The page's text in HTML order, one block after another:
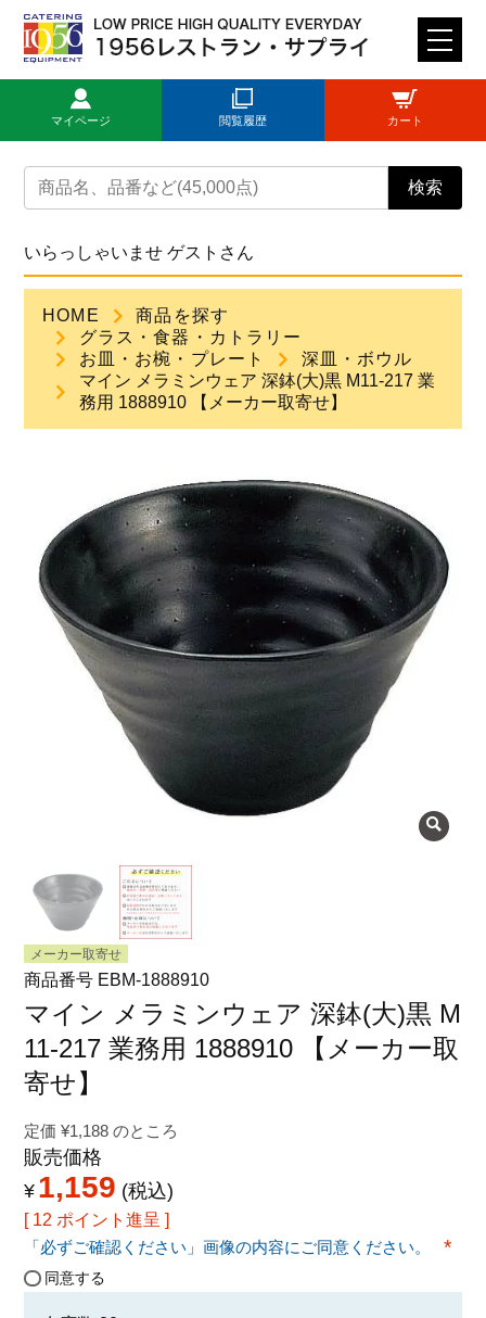
M
E
U
検索
マイページ 閲覧履歴 カート
トップページ
新規登録
商品一覧
ご利用ガイド
よくある質問
会社概要
OEMについて
Instagram
プライバシーポリシー
特定商取引法に関する表示
いらっしゃいませ ゲストさん
HOME
商品を探す
グラス・食器・カトラリー
お皿・お椀・プレート
深皿・ボウル
マイン メラミンウェア 深鉢(大)黒 M11-217 業
務用 1888910 【メーカー取寄せ】
メーカー取寄せ
商品番号 EBM-1888910
マイン メラミンウェア 深鉢(大)黒 M
11-217 業務用 1888910 【メーカー取
寄せ】
定価 ¥1,188 のところ
販売価格
¥ 1,159 税込
12 ポイント進呈 ]
「必ずご確認ください」画像の内容にご同意ください。
同意する